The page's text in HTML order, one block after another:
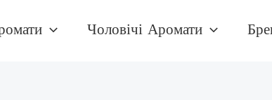
Чоловічі Аромати